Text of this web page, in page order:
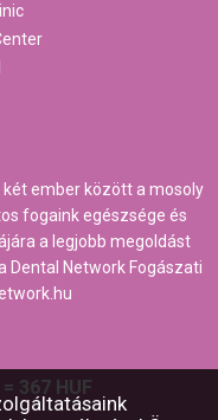
két ember között a mosoly
fogaink egészsége és
a legjobb megoldást
Dental Network Fogászati
367 HUF